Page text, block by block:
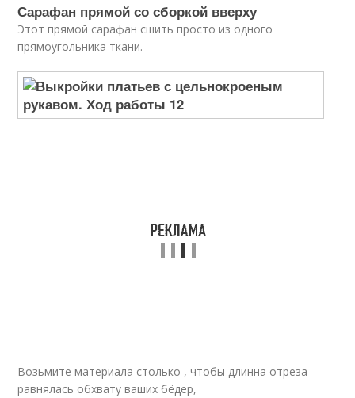
Сарафан прямой со сборкой вверху
Этот прямой сарафан сшить просто из одного
прямоугольника ткани.
Возьмите материала столько , чтобы длинна отреза
равнялась обхвату ваших бёдер,